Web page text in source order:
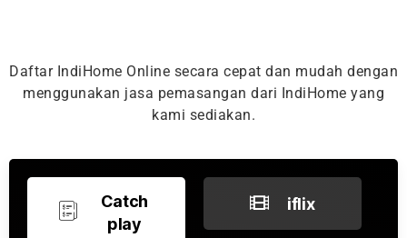
Daftar IndiHome Online secara cepat dan mudah dengan
menggunakan jasa pemasangan dari IndiHome yang
kami sediakan.
Catch
play
iflix